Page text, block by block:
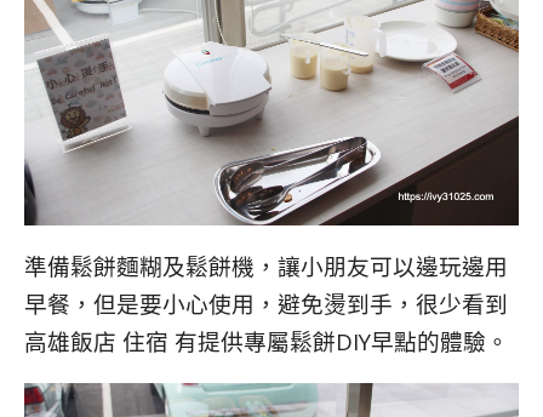
準備鬆餅麵糊及鬆餅機，讓小朋友可以邊玩邊用
早餐，但是要小心使用，避免燙到手，很少看到
高雄飯店 住宿 有提供專屬鬆餅DIY早點的體驗。